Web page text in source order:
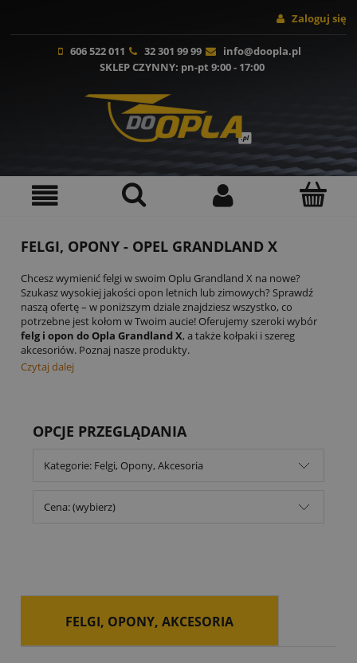
Zaloguj się
606 522 011 32 301 99 99
info@doopla.pl
SKLEP CZYNNY: pn-pt 9:00 - 17:00
FELGI, OPONY - OPEL GRANDLAND X
Chcesz wymienić felgi w swoim Oplu Grandland X na nowe?
Szukasz wysokiej jakości opon letnich lub zimowych? Sprawdź
naszą ofertę – w poniższym dziale znajdziesz wszystko, co
potrzebne jest kołom w Twoim aucie! Oferujemy szeroki wybór
felg i opon do Opla Grandland X, a także kołpaki i szereg
akcesoriów. Poznaj nasze produkty.
Czytaj dalej
OPCJE PRZEGLĄDANIA
Kategorie: Felgi, Opony, Akcesoria
Cena: (wybierz)
FELGI, OPONY, AKCESORIA